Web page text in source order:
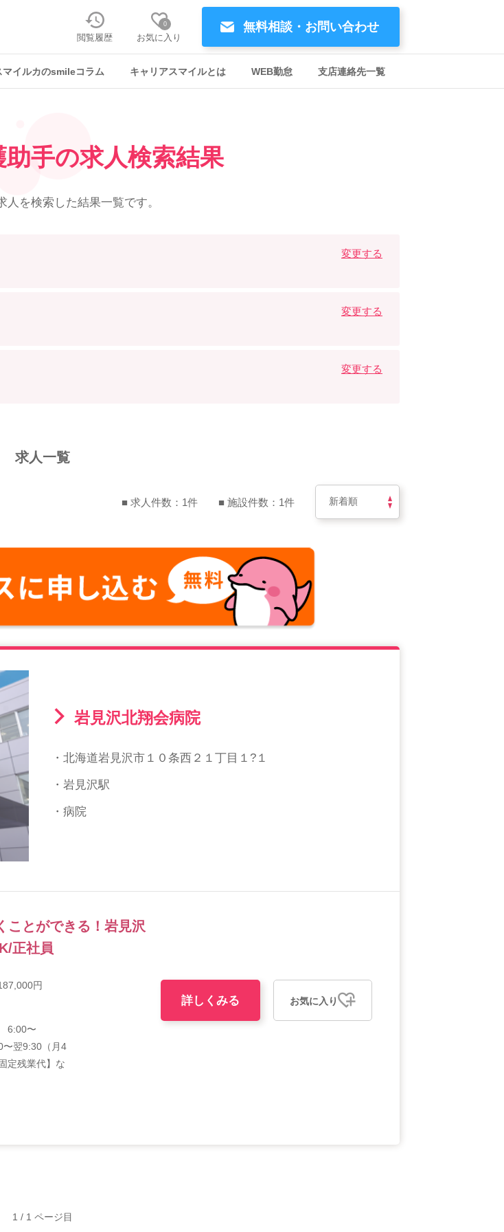
無料相談・お問い合わせ
閲覧履歴
0
お気に入り
マイルカのsmileコラム キャリアスマイルとは WEB勤怠 支店連絡先一覧
手の求人検索結果
人を検索した結果一覧です。
変更する
変更する
変更する
求人一覧
■ 求人件数：1件 ■ 施設件数：1件
岩見沢北翔会病院
・北海道岩見沢市１０条西２１丁目１?１
・岩見沢駅
・病院
ことができる！岩見沢
正社員
円
6:00〜
翌9:30（月4
定残業代】な
詳しくみる お気に入り
1 / 1 ページ目